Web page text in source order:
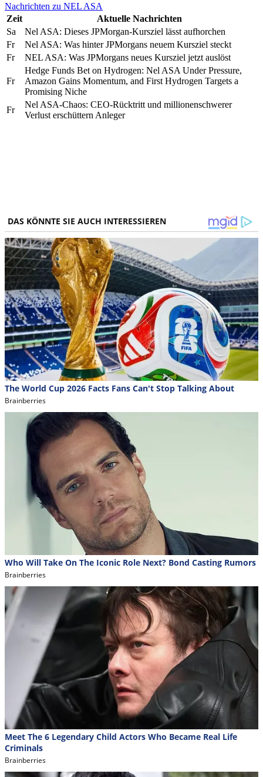
Nachrichten zu NEL ASA
Zeit
Aktuelle Nachrichten
Sa
Nel ASA: Dieses JPMorgan-Kursziel lässt aufhorchen
Fr
Nel ASA: Was hinter JPMorgans neuem Kursziel steckt
Fr
NEL ASA: Was JPMorgans neues Kursziel jetzt auslöst
Fr
Hedge Funds Bet on Hydrogen: Nel ASA Under Pressure,
Amazon Gains Momentum, and First Hydrogen Targets a
Promising Niche
Fr
Nel ASA-Chaos: CEO-Rücktritt und millionenschwerer
Verlust erschüttern Anleger